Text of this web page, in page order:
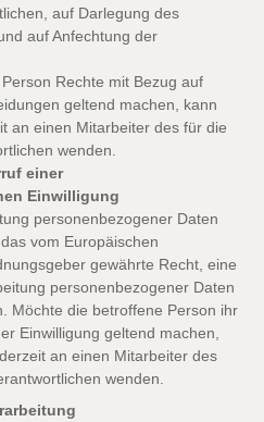
auf Darlegung des
auf Anfechtung der
Rechte mit Bezug auf
geltend machen, kann
an einen Mitarbeiter des für die
wenden.
einer
Einwilligung
personenbezogener Daten
vom Europäischen
gewährte Recht, eine
personenbezogener Daten
Möchte die betroffene Person ihr
Einwilligung geltend machen,
an einen Mitarbeiter des
wenden.